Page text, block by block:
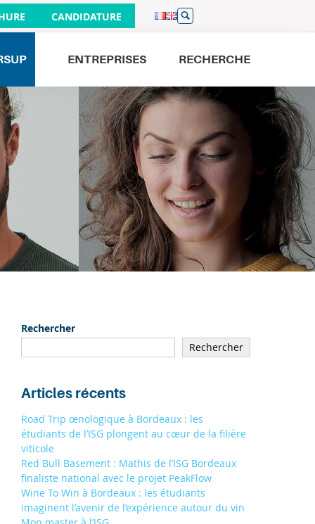
CANDIDATURE
ENTREPRISES RECHERCHE
Venez nous rencontrer
JOURNÉES PORTES OUVERTES
26/09 À PARIS 9H - 16H
19/09 À BORDEAUX 9H - 16H
01/10 À LILLE 17H - 20H
À TOULOUSE 9H - 13H
Rechercher
Rechercher
Articles récents
Road Trip œnologique à Bordeaux : les
étudiants de l’ISG plongent au cœur de la filière
viticole
Red Bull Basement : Mathis de l’ISG Bordeaux
finaliste national avec le projet PeakFlow
Wine To Win à Bordeaux : les étudiants
imaginent l’avenir de l’expérience autour du vin